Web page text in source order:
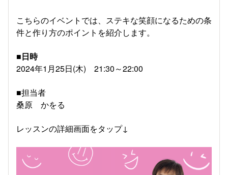
こちらのイベントでは、ステキな笑顔になるための条
件と作り方のポイントを紹介します。
■日時
2024年1月25日(木) 21:30～22:00
■担当者
桑原 かをる
レッスンの詳細画面をタップ↓